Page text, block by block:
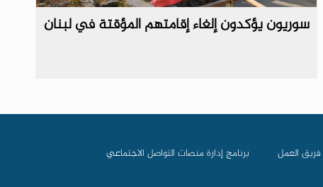
سوريون يؤكدون إلغاء إقامتهم المؤقتة في لبنان
فريق العمل برنامج إدارة منصات التواصل الاجتماعي